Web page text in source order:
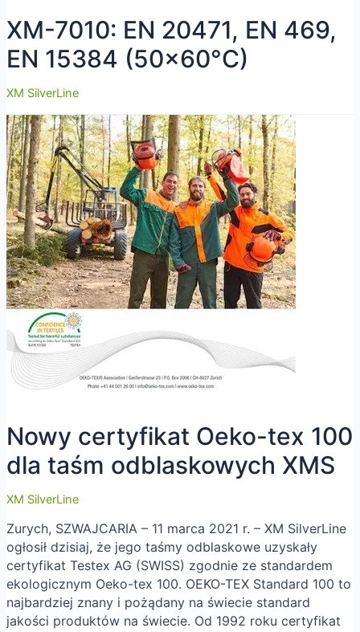
XM-7010: EN 20471, EN 469,
EN 15384 (50×60°C)
XM SilverLine
Nowy certyfikat Oeko-tex 100
dla taśm odblaskowych XMS
XM SilverLine
Zurych, SZWAJCARIA – 11 marca 2021 r. – XM SilverLine
ogłosił dzisiaj, że jego taśmy odblaskowe uzyskały
certyfikat Testex AG (SWISS) zgodnie ze standardem
ekologicznym Oeko-tex 100. OEKO-TEX Standard 100 to
najbardziej znany i pożądany na świecie standard
jakości produktów na świecie. Od 1992 roku certyfikat